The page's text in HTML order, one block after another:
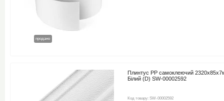
продано
Плинтус РР самоклеючий
Білий (D) SW-00002592
Код товару: SW-00002592